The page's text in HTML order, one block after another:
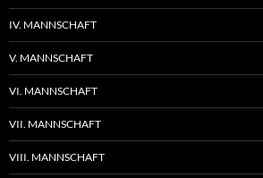
IV. MANNSCHAFT
V. MANNSCHAFT
VI. MANNSCHAFT
VII. MANNSCHAFT
VIII. MANNSCHAFT